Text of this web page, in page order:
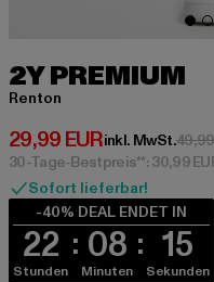
2Y PREMIUM
Renton
29,99 EUR
Derzeitiger Preis:
inkl. MwSt.
30-Tage-Bestpreis**: 30,99
Sofort lieferbar!
-40% DEAL ENDET IN
22
Stunden
08
Minuten
15
Sekunden